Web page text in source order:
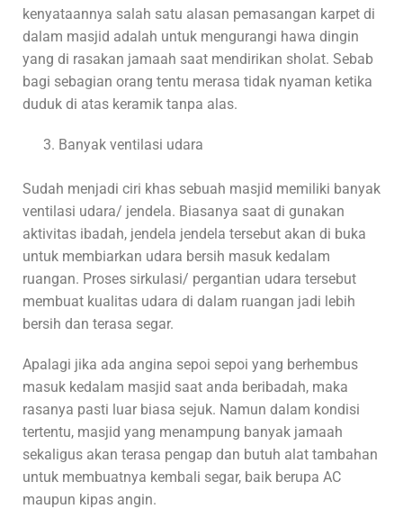
kenyataannya salah satu alasan pemasangan karpet di
dalam masjid adalah untuk mengurangi hawa dingin
yang di rasakan jamaah saat mendirikan sholat. Sebab
bagi sebagian orang tentu merasa tidak nyaman ketika
duduk di atas keramik tanpa alas.
Banyak ventilasi udara
Sudah menjadi ciri khas sebuah masjid memiliki banyak
ventilasi udara/ jendela. Biasanya saat di gunakan
aktivitas ibadah, jendela jendela tersebut akan di buka
untuk membiarkan udara bersih masuk kedalam
ruangan. Proses sirkulasi/ pergantian udara tersebut
membuat kualitas udara di dalam ruangan jadi lebih
bersih dan terasa segar.
Apalagi jika ada angina sepoi sepoi yang berhembus
masuk kedalam masjid saat anda beribadah, maka
rasanya pasti luar biasa sejuk. Namun dalam kondisi
tertentu, masjid yang menampung banyak jamaah
sekaligus akan terasa pengap dan butuh alat tambahan
untuk membuatnya kembali segar, baik berupa AC
maupun kipas angin.